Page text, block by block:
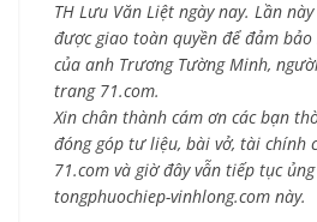
TH Lưu Văn Liệt ngày nay. Lần
được giao toàn quyền để đảm
của anh Trương Tường Minh,
trang 71.com.
Xin chân thành cám ơn các bạn
đóng góp tư liệu, bài vở, tài chính
71.com và giờ đây vẫn tiếp tục
tongphuochiep-vinhlong.com này.